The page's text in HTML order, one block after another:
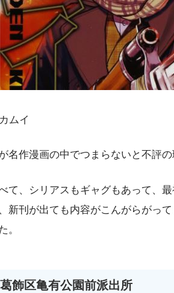
ムイ
名作漫画の中でつまらないと不評の
て、シリアスもギャグもあって、
新刊が出ても内容がこんがらがっ
。
飾区亀有公園前派出所